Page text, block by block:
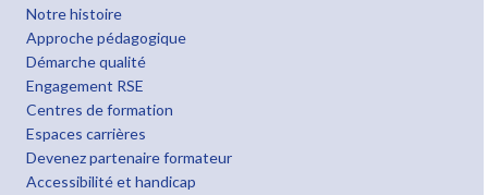
Notre histoire
Approche pédagogique
Démarche qualité
Engagement RSE
Centres de formation
Espaces carrières
Devenez partenaire formateur
Accessibilité et handicap